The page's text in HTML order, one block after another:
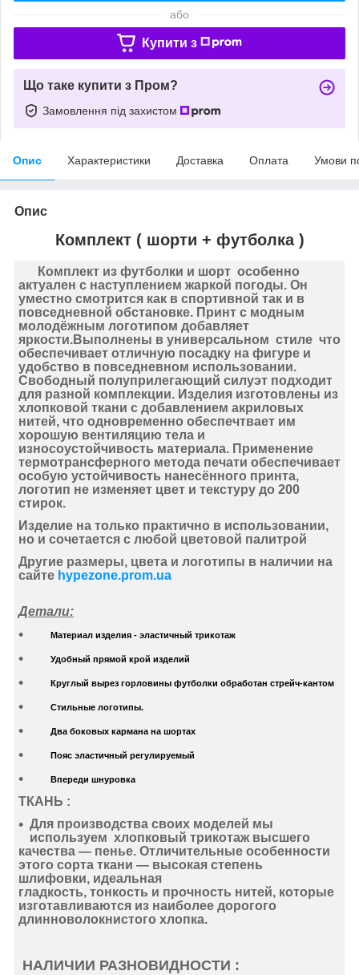
або
Купити з
Що таке купити з Пром?
Замовлення під захистом
Опис Характеристики Доставка Оплата Умови
Опис
Комплект ( шорти + футболка )
Комплект из футболки и шорт особенно
актуален с наступлением жаркой погоды. Он
уместно смотрится как в спортивной так и в
повседневной обстановке. Принт с модным
молодёжным логотипом добавляет
яркости.Выполнены в универсальном стиле что
обеспечивает отличную посадку на фигуре и
удобство в повседневном использовании.
Свободный полуприлегающий силуэт подходит
для разной комплекции. Изделия изготовлены из
хлопковой ткани с добавлением акриловых
нитей, что одновременно обеспечтвает им
хорошую вентиляцию тела и
износоустойчивость материала. Применение
термотрансферного метода печати обеспечивает
особую устойчивость нанесённого принта,
логотип не изменяет цвет и текстуру до 200
стирок.
Изделие на только практично в использовании,
но и сочетается с любой цветовой палитрой
Другие размеры, цвета и логотипы в наличии на
сайте hypezone.prom.ua
Детали:
Материал изделия - эластичный трикотаж
Удобный прямой крой изделий
Круглый вырез горловины футболки обработан стрейч-кантом
Стильные логотипы.
Два боковых кармана на шортах
Пояс эластичный регулируемый
Впереди шнуровка
ТКАНЬ :
Для производства своих моделей мы
используем хлопковый трикотаж высшего
качества — пенье. Отличительные особенности
этого сорта ткани — высокая степень
шлифовки, идеальная
гладкость, тонкость и прочность нитей, которые
изготавливаются из наиболее дорогого
длинноволокнистого хлопка.
НАЛИЧИИ РАЗНОВИДНОСТИ :